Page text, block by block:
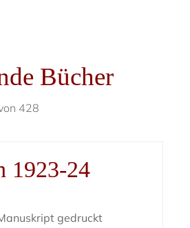
Bücher
428
1923-24
gedruckt